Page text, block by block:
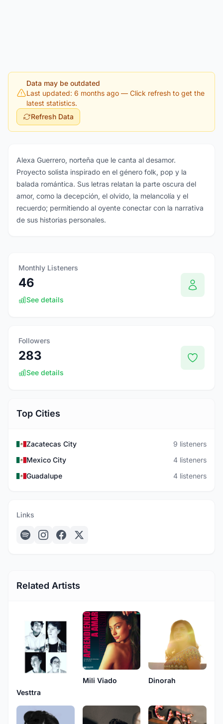
Data may be outdated
Last updated: 6 months ago — Click refresh to get the
latest statistics.
Refresh Data
Alexa Guerrero, norteña que le canta al desamor.
Proyecto solista inspirado en el género folk, pop y la
balada romántica. Sus letras relatan la parte oscura del
amor, como la decepción, el olvido, la melancolía y el
recuerdo; permitiendo al oyente conectar con la narrativa
de sus historias personales.
Monthly Listeners
46
See details
Followers
283
See details
Top Cities
Zacatecas City
9 listeners
Mexico City
4 listeners
Guadalupe
4 listeners
Links
Related Artists
Vesttra
Mili Viado Dinorah